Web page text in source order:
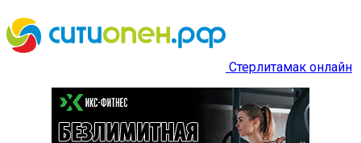
Стерлитамак онлайн